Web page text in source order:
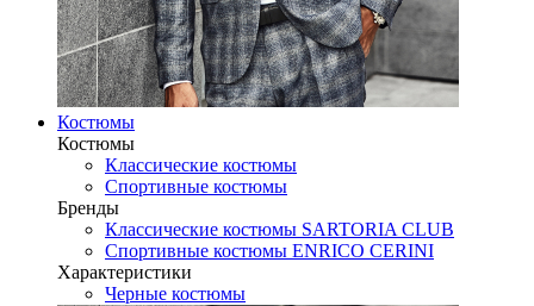
Костюмы
Костюмы
Классические костюмы
Спортивные костюмы
Бренды
Классические костюмы SARTORIA CLUB
Спортивные костюмы ENRICO CERINI
Характеристики
Черные костюмы